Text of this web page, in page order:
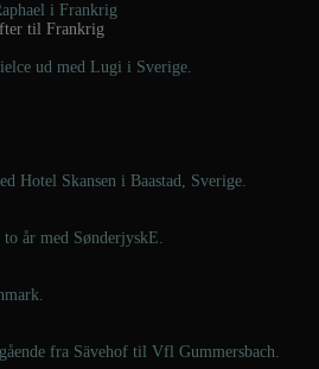
i Frankrig
til Frankrig
ud med Lugi i Sverige.
Hotel Skansen i Baastad, Sverige.
år med SønderjyskE.
fra Sävehof til Vfl Gummersbach.